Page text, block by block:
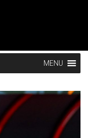
MENU